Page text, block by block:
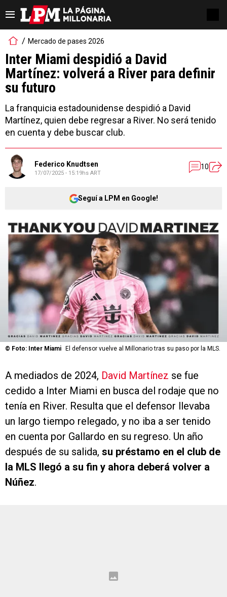
Mercado de pases 2026
Inter Miami despidió a David
Martínez: volverá a River para definir
su futuro
La franquicia estadounidense despidió a David
Martínez, quien debe regresar a River. No será tenido
en cuenta y debe buscar club.
Federico Knudtsen
17/07/2025 - 15:19hs ART
10
Seguí a LPM en Google!
© Foto: Inter Miami El defensor vuelve al Millonario tras su paso por la MLS.
A mediados de 2024, David Martínez se fue
cedido a Inter Miami en busca del rodaje que no
tenía en River. Resulta que el defensor llevaba
un largo tiempo relegado, y no iba a ser tenido
en cuenta por Gallardo en su regreso. Un año
después de su salida, su préstamo en el club de
la MLS llegó a su fin y ahora deberá volver a
Núñez.